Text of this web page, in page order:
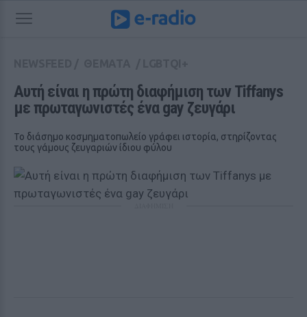
Αυτή είναι η πρώτη διαφήμιση των Tiffanys
με πρωταγωνιστές ένα gay ζευγάρι
Το διάσημο κοσμηματοπωλείο γράφει ιστορία, στηρίζοντας
τους γάμους ζευγαριών ίδιου φύλου